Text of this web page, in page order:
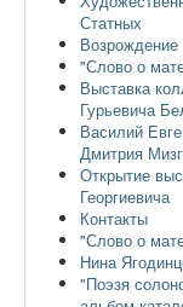
Статных
Возрождение
"Слово о
Выставка
Гурьевича
Василий
Дмитрия
Открытие
Георгиевича
Контакты
"Слово о
Нина
"Поэзя